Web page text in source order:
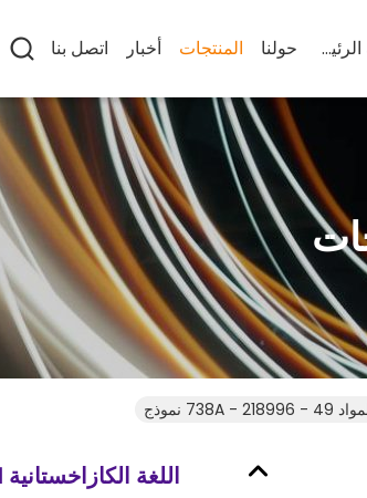
الصفحة الرئيسية حولنا المنتجات أخبار اتصل بنا